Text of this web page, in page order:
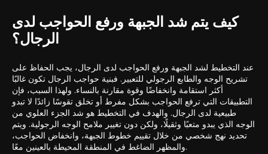
كيف يتم شد الجبهة ورفع الحواجب لدى
الرجال؟
عند التخطيط لشد الجبهة ورفع الحواجب لدى الرجال، يجب الحفاظ على
تشريح الوجه والطابع الرجولي للتعبير. فبنية حواجب الرجال تكون غالبًا
أكثر استقامة وانخفاضًا وقوة مقارنة بالنساء. ولهذا السبب، فإن
التطبيقات التي ترفع الحواجب بشكل مفرط أو تخلق تقوسًا زائدًا لا تبدو
طبيعية لدى الرجال. والهدف في التخطيط هو شد الجزء العلوي من
الوجه الذي يبدو متعبًا وثقيلًا، ولكن دون تغيير ملامح الوجه الرجولية. ويتم
تحديد نهج شخصي من خلال تقييم خطوط الجبهة، وانخفاض الحواجب،
والمظهر الضاغط في المنطقة المحيطة بالعينين معًا.